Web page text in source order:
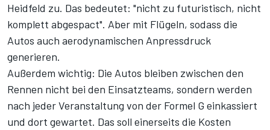
Heidfeld zu. Das bedeutet: "nicht zu futuristisch, nicht
komplett abgespact". Aber mit Flügeln, sodass die
Autos auch aerodynamischen Anpressdruck
generieren.
Außerdem wichtig: Die Autos bleiben zwischen den
Rennen nicht bei den Einsatzteams, sondern werden
nach jeder Veranstaltung von der Formel G einkassiert
und dort gewartet. Das soll einerseits die Kosten